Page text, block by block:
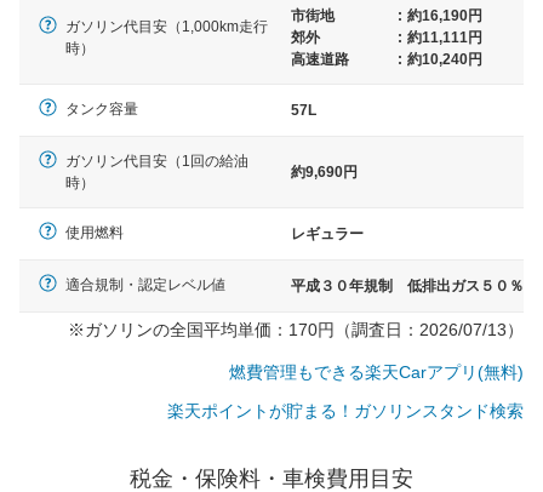
ガソリン代目安（1,000km走行
時）
市街地 : 約16,190円
郊外
: 約11,111円
高速道路
: 約10,240円
タンク容量 57L
ガソリン代目安（1回の給油
時）
約9,690円
使用燃料 レギュラー
適合規制・認定レベル値 平成３０年規制 低排出ガス５０％
※ガソリンの全国平均単価：170円（調査日：2026/07/13）
燃費管理もできる楽天Carアプリ(無料)
楽天ポイントが貯まる！ガソリンスタンド検索
税金・保険料・車検費用目安